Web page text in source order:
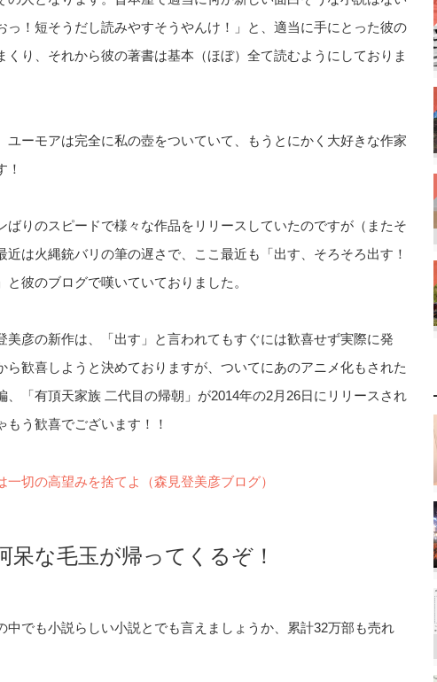
っ！短そうだし読みやすそうやんけ！」と、適当に手にとった彼の
くり、それから彼の著書は基本（ほぼ）全て読むようにしておりま
ユーモアは完全に私の壺をついていて、もうとにかく大好きな作家
！
ばりのスピードで様々な作品をリリースしていたのですが（またそ
近は火縄銃バリの筆の遅さで、ここ最近も「出す、そろそろ出す！
彼のブログで嘆いていておりました。
美彦の新作は、「出す」と言われてもすぐには歓喜せず実際に発
ら歓喜しようと決めておりますが、ついてにあのアニメ化もされた
、「有頂天家族 二代目の帰朝」が2014年の2月26日にリリースされ
もう歓喜でございます！！
一切の高望みを捨てよ（森見登美彦ブログ）
呆な毛玉が帰ってくるぞ！
中でも小説らしい小説とでも言えましょうか、累計32万部も売れ